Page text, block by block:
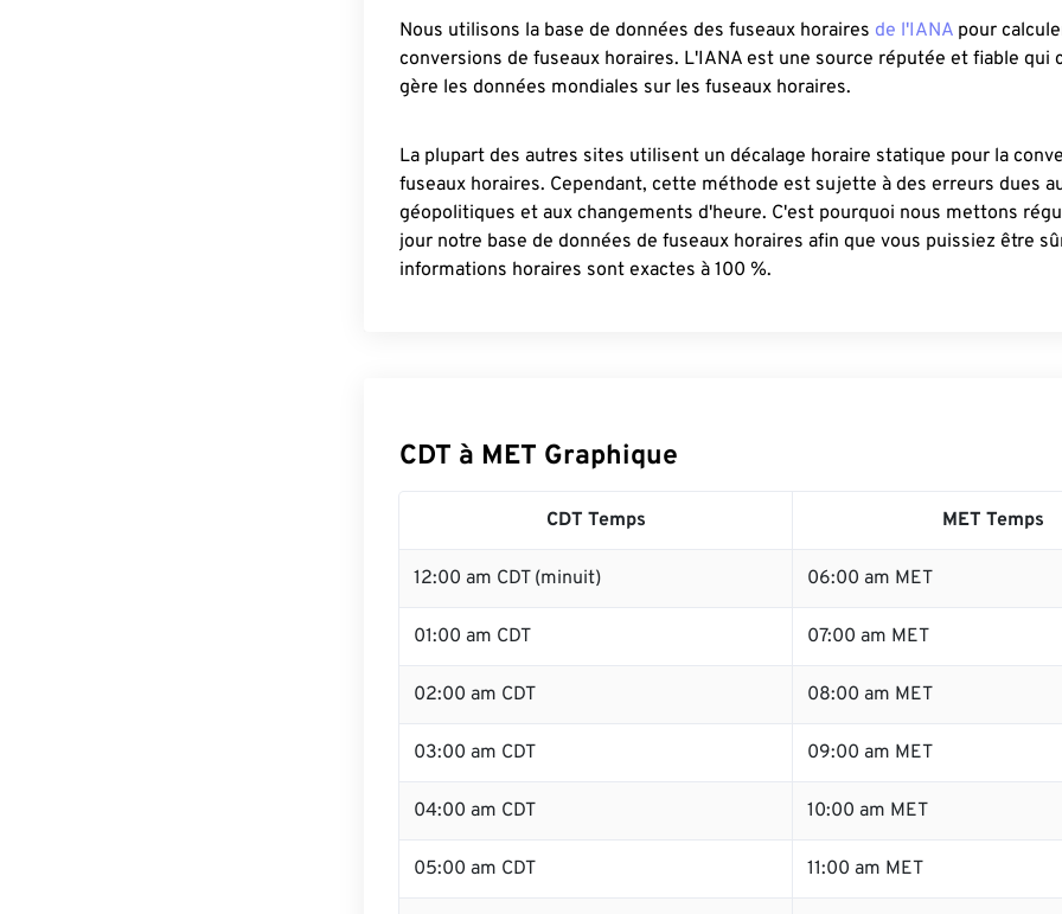
Nous utilisons la base de données des fuseaux horaires de l'IANA pour
conversions de fuseaux horaires. L'IANA est une source réputée et fiable qui
gère les données mondiales sur les fuseaux horaires.
La plupart des autres sites utilisent un décalage horaire statique pour la
fuseaux horaires. Cependant, cette méthode est sujette à des erreurs dues
géopolitiques et aux changements d'heure. C'est pourquoi nous mettons
jour notre base de données de fuseaux horaires afin que vous puissiez être
informations horaires sont exactes à 100 %.
CDT à MET Graphique
CDT Temps MET Temps
12:00 am CDT (minuit) 06:00 am MET
01:00 am CDT 07:00 am MET
02:00 am CDT 08:00 am MET
03:00 am CDT 09:00 am MET
04:00 am CDT 10:00 am MET
05:00 am CDT 11:00 am MET